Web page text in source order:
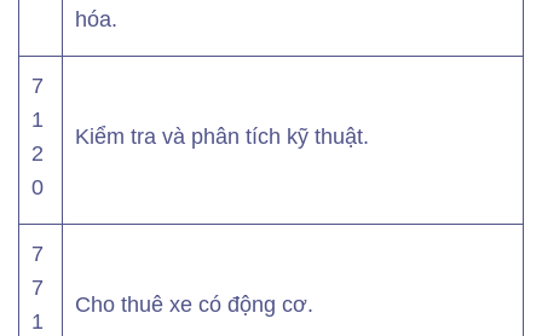
hóa.
7
1
2
0
Kiểm tra và phân tích kỹ thuật.
7
7
1
Cho thuê xe có động cơ.